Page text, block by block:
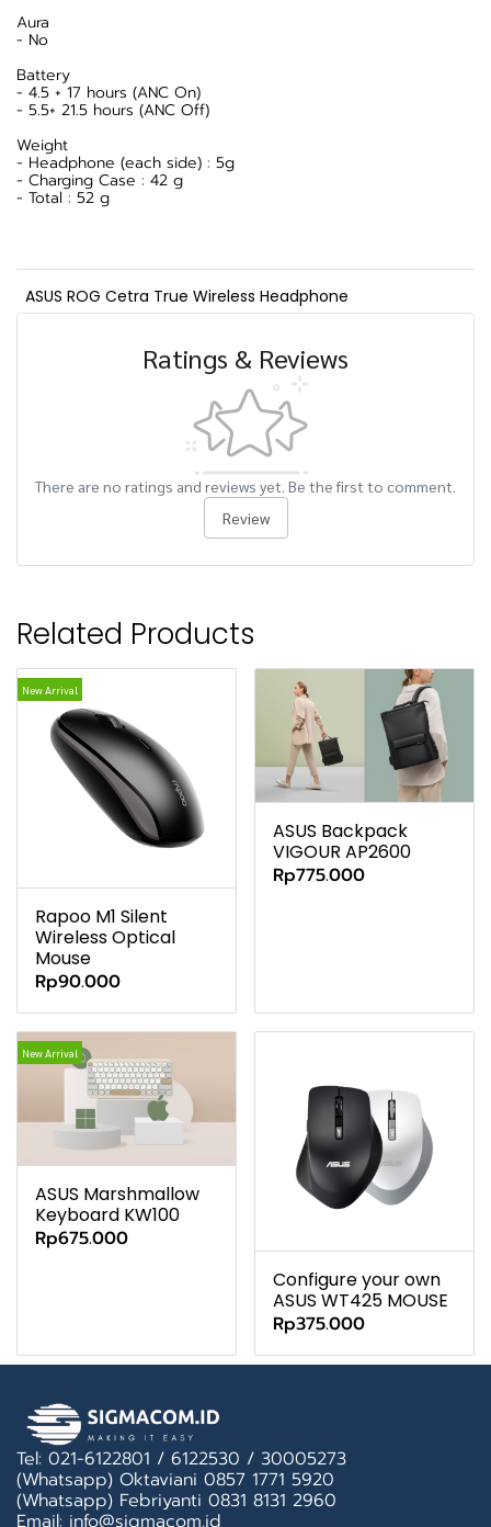
Aura
- No
Battery
- 4.5 + 17 hours (ANC On)
- 5.5+ 21.5 hours (ANC Off)
Weight
- Headphone (each side) : 5g
- Charging Case : 42 g
- Total : 52 g
ASUS ROG Cetra True Wireless Headphone
Ratings & Reviews
There are no ratings and reviews yet. Be the first to comment.
Review
Related Products
New Arrival
Rapoo M1 Silent
Wireless Optical
Mouse
Rp90.000
ASUS Backpack
VIGOUR AP2600
Rp775.000
New Arrival
ASUS Marshmallow
Keyboard KW100
Rp675.000
Configure your own
ASUS WT425 MOUSE
Rp375.000
Tel: 021-6122801 / 6122530 / 30005273
(Whatsapp) Oktaviani 0857 1771 5920
(Whatsapp) Febriyanti 0831 8131 2960
Email: info@sigmacom.id